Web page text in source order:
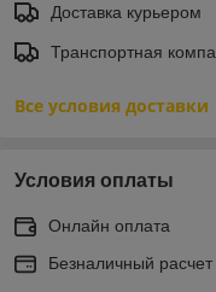
Доставка курьером
Транспортная
Все условия доставки
Условия оплаты
Онлайн оплата
Безналичный расчет